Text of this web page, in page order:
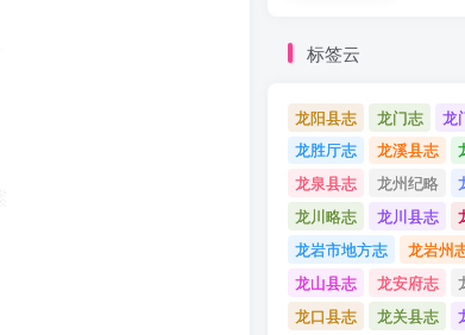
标签云
龙阳县志 龙门志 龙
龙胜厅志
龙溪县志
龙泉县志
龙州纪略
龙川略志
龙川县志
龙岩市地方志
龙岩州
龙山县志
龙安府志
龙口县志
龙关县志